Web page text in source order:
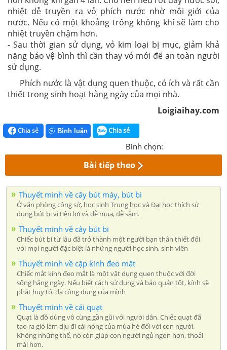
nhiệt dễ truyền ra vỏ phích nước nhờ môi giới của
nước. Nếu có một khoảng trống không khí sẽ làm cho
nhiệt truyền chậm hơn.
- Sau thời gian sử dụng, vỏ kim loại bị mục, giảm khả
năng bảo vệ bình thì cần thay vỏ mới để an toàn người
sử dụng.
Phích nước là vật dụng quen thuộc, có ích và rất cần
thiết trong sinh hoạt hằng ngày của mọi nhà.
Loigiaihay.com
Chia sẻ Bình luận Chia sẻ
Bình chọn:
Bài tiếp theo
Thuyết minh về cây bút máy, bút bi
Ở văn phòng công sở, học sinh Trung học và Đại học thích sử
dụng bút bi vì tiện lợi và dễ mua, dễ sắm.
Thuyết minh về cây bút bi
Chiếc bút bi từ lâu đã trở thành một người bạn thân thiết đối
với mọi người đặc biệt là những người học sinh, sinh viên
Thuyết minh về cặp kính đeo mắt
Chiếc mắt kính đeo mắt là một vật dụng quen thuộc với đời
sống hằng ngày. Nếu biết cách sử dụng và bảo quản tốt, kính sẽ
phát huy tối đa công dụng của mình
Thuyết minh về cái quạt
Quạt là đồ dùng vô cùng gần gũi với người dân. Chiếc quạt đã
tạo ra gió làm dịu đi cái nóng của mùa hè đối với con người.
Không những thế, nó còn giúp con người ngủ ngon hơn, thoải
mái hơn.